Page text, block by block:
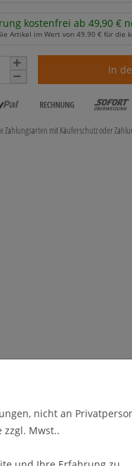
kostenfrei ab 49,90 €
Artikel im Wert von 49.90 € für die
In
Zahlungsarten mit Käuferschutz oder
nicht an
zzgl. Mwst..